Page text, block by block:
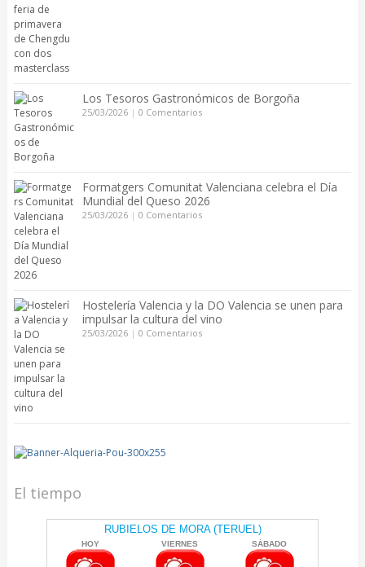
Los Tesoros Gastronómicos de Borgoña
25/03/2026| 0 Comentarios
Formatgers Comunitat Valenciana celebra el Día
Mundial del Queso 2026
25/03/2026| 0 Comentarios
Hostelería Valencia y la DO Valencia se unen para
impulsar la cultura del vino
25/03/2026| 0 Comentarios
El tiempo